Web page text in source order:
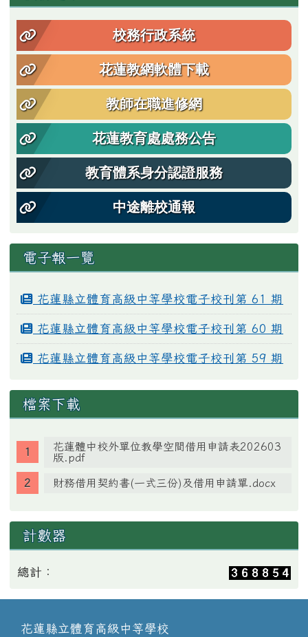
校務行政系統
花蓮教網軟體下載
教師在職進修網
花蓮教育處處務公告
教育體系身分認證服務
中途離校通報
電子報一覽
花蓮縣立體育高級中等學校電子校刊第 61 期
花蓮縣立體育高級中等學校電子校刊第 60 期
花蓮縣立體育高級中等學校電子校刊第 59 期
檔案下載
花蓮體中校外單位教學空間借用申請表202603
版.pdf
財務借用契約書(一式三份)及借用申請單.docx
計數器
總計：
花蓮縣立體育高級中等學校